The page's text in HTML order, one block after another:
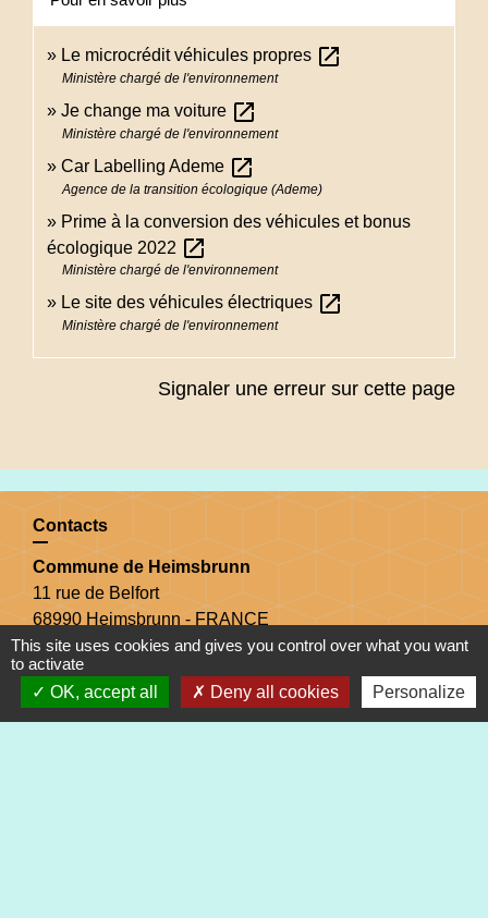
Le microcrédit véhicules propres open_in_new
Ministère chargé de l'environnement
Je change ma voiture open_in_new
Ministère chargé de l'environnement
Car Labelling Ademe open_in_new
Agence de la transition écologique (Ademe)
Prime à la conversion des véhicules et bonus
écologique 2022 open_in_new
Ministère chargé de l'environnement
Le site des véhicules électriques open_in_new
Ministère chargé de l'environnement
Signaler une erreur sur cette page
Contacts
Commune de Heimsbrunn
11 rue de Belfort
68990 Heimsbrunn - FRANCE
+33 3 89 81 90 34
Mail : mairie@heimsbrunn.fr
This site uses cookies and gives you control over what you want
to activate
OK, accept all
Deny all cookies Personalize